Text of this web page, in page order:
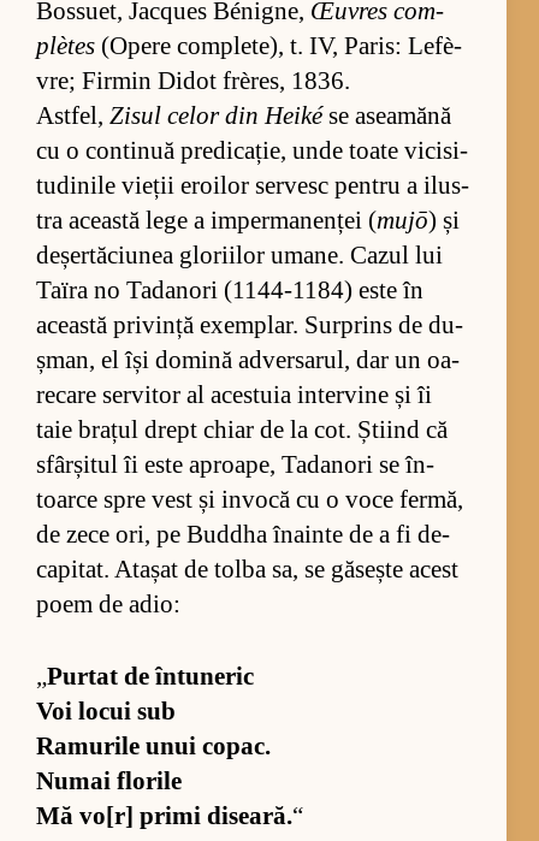
Bos­su­et, Jac­ques Bé­nig­ne, Œu­vres com­
plètes (O­pere com­ple­te), t. IV, Pa­ris: Le­fè­
vre; Fir­min Di­dot frères, 1836.
Ast­fel, Zi­sul ce­lor din Heikése asea­mănă
cu o con­ti­nuă pre­di­ca­ție, unde toate vi­ci­si­
tu­di­nile vie­ții ero­i­lor ser­vesc pen­tru a ilus­
tra această lege a im­per­ma­nen­ței (mujō) și
de­șer­tă­ciu­nea glo­ri­i­lor uma­ne. Ca­zul lui
Ta­ïra no Ta­da­nori (1144-1184) este în
această pri­vință exem­plar. Sur­prins de du­
ș­man, el își do­mină ad­ver­sa­rul, dar un oa­
re­care ser­vi­tor al aces­tuia in­ter­vine și îi
taie bra­țul drept chiar de la cot. Ști­ind că
sfâr­și­tul îi este aproa­pe, Ta­da­nori se în­
toarce spre vest și in­vocă cu o voce fer­mă,
de zece ori, pe Bu­d­dha îna­inte de a fi de­
ca­pi­tat. Ata­șat de tolba sa, se gă­sește acest
poem de adio:
„Pur­tat de în­tu­ne­ric
Voi lo­cui sub
Ra­mu­rile unui co­pac.
Nu­mai flo­rile
Mă vo[r] primi di­sea­ră.“